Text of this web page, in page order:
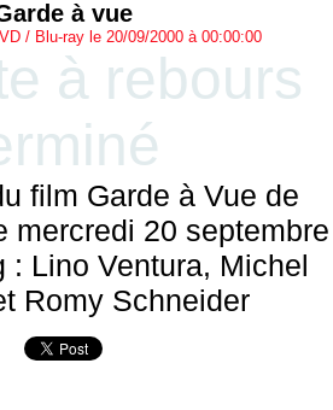
à vue
/ Blu-ray le 20/09/2000 à 00:00:00
à rebours
film Garde à Vue de
mercredi 20 septembre
: Lino Ventura, Michel
Romy Schneider